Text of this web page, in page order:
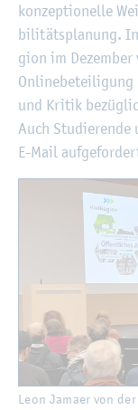
kon­zep­tio­nel­le
bi­li­täts­pla­nung.
gi­on im De­zem­ber
On­line­be­tei­li­gung
und Kri­tik
Auch Stu­die­ren­de
E-Mail
Leon Ja­ma­er von